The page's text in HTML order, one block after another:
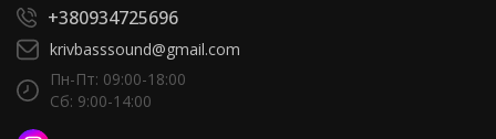
+380934725696
krivbasssound@gmail.com
Пн-Пт: 09:00-18:00
Сб: 9:00-14:00